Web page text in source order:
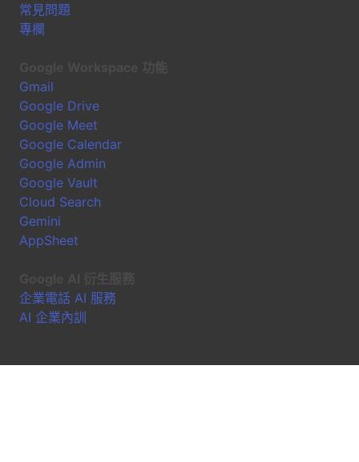
常見問題
專欄
Gmail
Google Drive
Google Meet
Google Calendar
Google Admin
Google Vault
Cloud Search
Gemini
AppSheet
企業電話 AI 服務
AI 企業內訓